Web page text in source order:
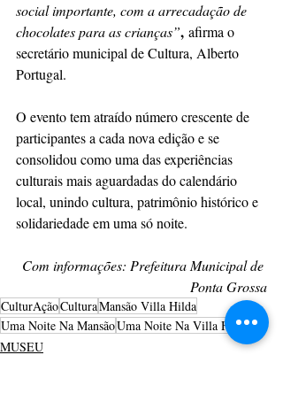
social importante, com a arrecadação de
chocolates para as crianças”, afirma o
secretário municipal de Cultura, Alberto
Portugal.
O evento tem atraído número crescente de
participantes a cada nova edição e se
consolidou como uma das experiências
culturais mais aguardadas do calendário
local, unindo cultura, patrimônio histórico e
solidariedade em uma só noite.
Com informações: Prefeitura Municipal de
Ponta Grossa
CulturAçãoCulturaMansão Villa Hilda
Uma Noite Na MansãoUma Noite Na Villa Hilda
MUSEU